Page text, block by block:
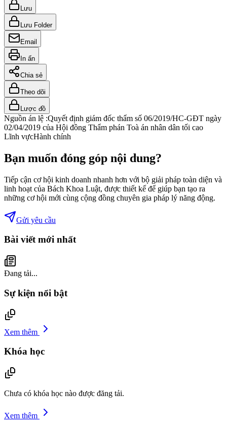
Lưu
Lưu Folder
Email
In ấn
Chia sẻ
Theo dõi
Lược đồ
Nguồn án lệ :Quyết định giám đốc thẩm số 06/2019/HC-GĐT ngày
02/04/2019 của Hội đồng Thẩm phán Toà án nhân dân tối cao
Lĩnh vựcHành chính
Bạn muốn đóng góp nội dung?
Tiếp cận cơ hội kinh doanh nhanh hơn với bộ giải pháp toàn diện và
linh hoạt của Bách Khoa Luật, được thiết kế để giúp bạn tạo ra
những cơ hội mới cùng cộng đồng chuyên gia pháp lý năng động.
Gửi yêu cầu
Bài viết mới nhất
Đang tải...
Sự kiện nổi bật
Xem thêm
Khóa học
Chưa có khóa học nào được đăng tải.
Xem thêm